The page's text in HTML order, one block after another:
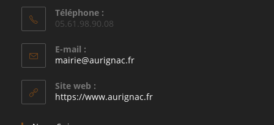
Téléphone :
05.61.98.90.08
E-mail :
mairie@aurignac.frS’ouvre
application
Site web :
https://www.aurignac.fr